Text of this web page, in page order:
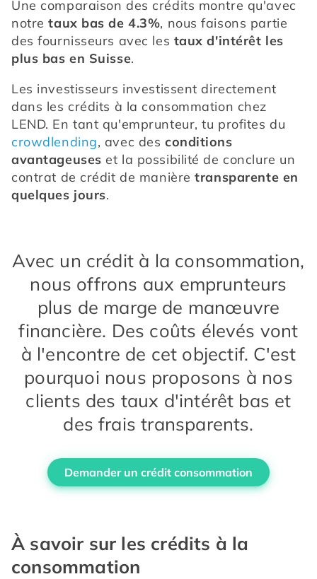
Une comparaison des crédits montre qu'avec
notre taux bas de 4.3%, nous faisons partie
des fournisseurs avec les taux d'intérêt les
plus bas en Suisse.
Les investisseurs investissent directement
dans les crédits à la consommation chez
crowdlending, avec des conditions
avantageuses et la possibilité de conclure un
contrat de crédit de manière transparente en
quelques jours.
Avec un crédit à la consommation,
nous offrons aux emprunteurs
plus de marge de manœuvre
financière. Des coûts élevés vont
à l'encontre de cet objectif. C'est
pourquoi nous proposons à nos
clients des taux d'intérêt bas et
des frais transparents.
Demander un crédit consommation
À savoir sur les crédits à la
consommation